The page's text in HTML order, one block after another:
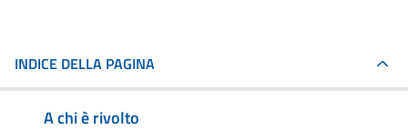
INDICE DELLA PAGINA
A chi è rivolto